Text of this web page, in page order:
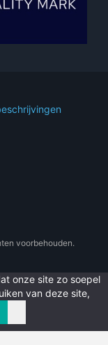
voorbehouden.
onze site zo soepel
van deze site,